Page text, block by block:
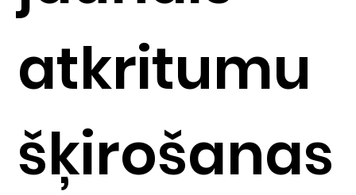
atkritumu
šķirošanas